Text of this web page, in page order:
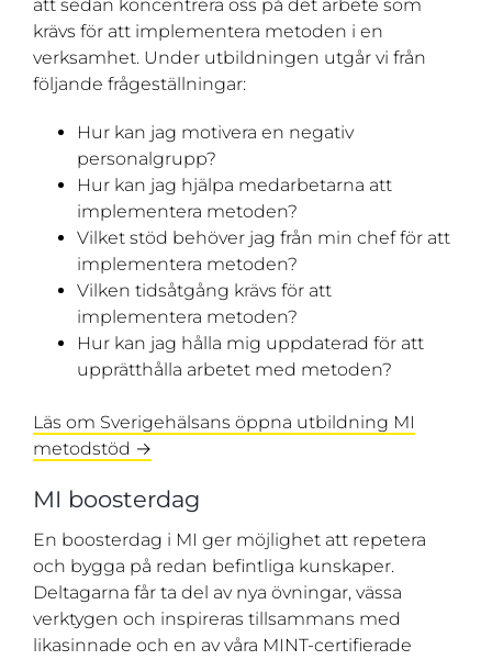
att sedan koncentrera oss på det arbete som
krävs för att implementera metoden i en
verksamhet. Under utbildningen utgår vi från
följande frågeställningar:
Hur kan jag motivera en negativ
personalgrupp?
Hur kan jag hjälpa medarbetarna att
implementera metoden?
Vilket stöd behöver jag från min chef för att
implementera metoden?
Vilken tidsåtgång krävs för att
implementera metoden?
Hur kan jag hålla mig uppdaterad för att
upprätthålla arbetet med metoden?
Läs om Sverigehälsans öppna utbildning MI
metodstöd →
MI boosterdag
En boosterdag i MI ger möjlighet att repetera
och bygga på redan befintliga kunskaper.
Deltagarna får ta del av nya övningar, vässa
verktygen och inspireras tillsammans med
likasinnade och en av våra MINT-certifierade